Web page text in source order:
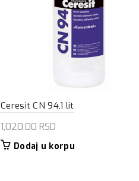
Ceresit CN 94,1 lit
1,020.00 RSD
Dodaj u korpu